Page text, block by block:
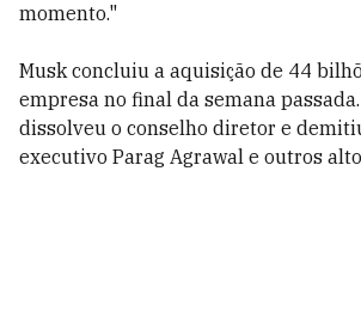
momento."
Musk concluiu a aquisição de 44
empresa no final da semana
dissolveu o conselho diretor e
executivo Parag Agrawal e outros